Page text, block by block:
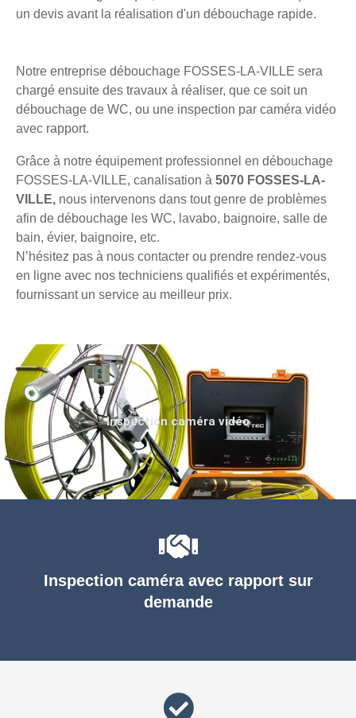
un devis avant la réalisation d'un débouchage rapide.
Notre entreprise débouchage FOSSES-LA-VILLE sera
chargé ensuite des travaux à réaliser, que ce soit un
débouchage de WC, ou une inspection par caméra vidéo
avec rapport.
Grâce à notre équipement professionnel en débouchage
FOSSES-LA-VILLE, canalisation à 5070 FOSSES-LA-
VILLE, nous intervenons dans tout genre de problèmes
afin de débouchage les WC, lavabo, baignoire, salle de
bain, évier, baignoire, etc.
N’hésitez pas à nous contacter ou prendre rendez-vous
en ligne avec nos techniciens qualifiés et expérimentés,
fournissant un service au meilleur prix.
Inspection caméra avec rapport sur
demande
Inspection caméra vidéo